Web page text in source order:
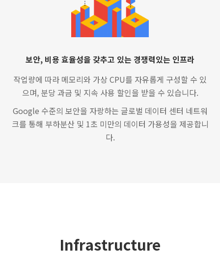
보안, 비용 효율성을 갖추고 있는 경쟁력있는 인프라
작업량에 따라 메모리와 가상 CPU를 자유롭게 구성할 수 있
으며, 분당 과금 및 지속 사용 할인을 받을 수 있습니다.
Google 수준의 보안을 자랑하는 글로벌 데이터 센터 네트워
크를 통해 부하분산 및 1초 미만의 데이터 가용성을 제공합니
다.
Infrastructure